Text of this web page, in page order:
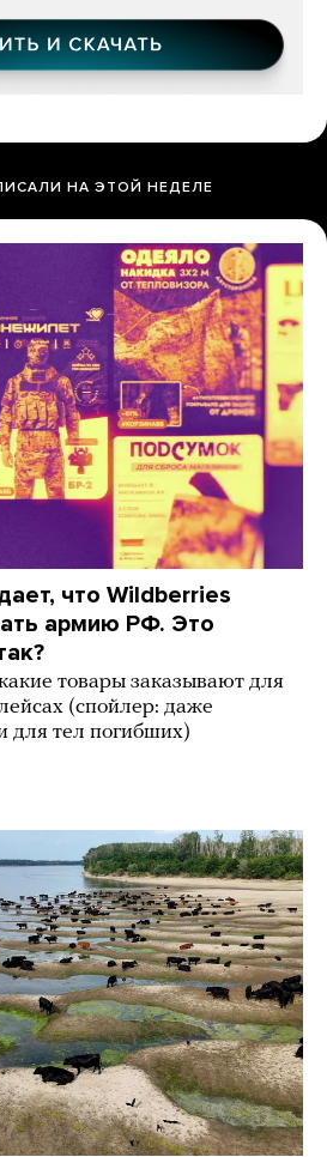
НА ЭТОЙ НЕДЕЛЕ
что Wildberries
армию РФ. Это
товары заказывают для
(спойлер: даже
для тел погибших)